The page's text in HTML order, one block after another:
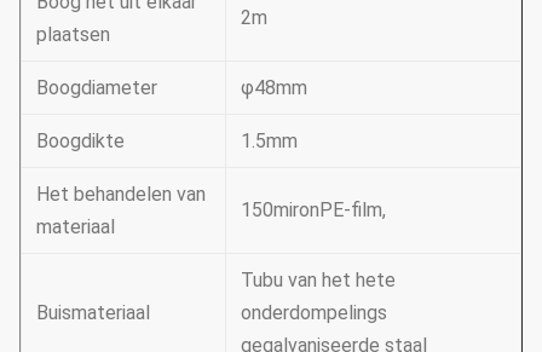
plaatsen
2m
Boogdiameter φ48mm
Boogdikte 1.5mm
Het behandelen van
materiaal
150mironPE-film,
Buismateriaal
Tubu van het hete
onderdompelings
gegalvaniseerde staal